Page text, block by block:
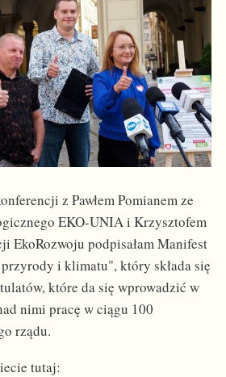
z Pawłem Pomianem ze
EKO-UNIA i Krzysztofem
EkoRozwoju podpisałam Manifest
i klimatu", który składa się
które da się wprowadzić w
nimi pracę w ciągu 100
rządu.
tutaj: